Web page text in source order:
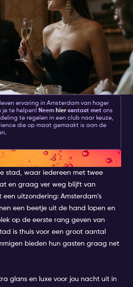
ervaring in Amsterdam van hoger
je te helpen! Neem hier contact met ons
te regelen in een club naar keuze,
die op maat gemaakt is aan de
stad, waar iedereen met twee
en graag ver weg blijft van
uitzondering: Amsterdam‘s
een beetje uit de hand lopen en
op de eerste rang geven van
is thuis voor een groot aantal
bieden hun gasten graag net
glans en luxe voor jou nacht uit in